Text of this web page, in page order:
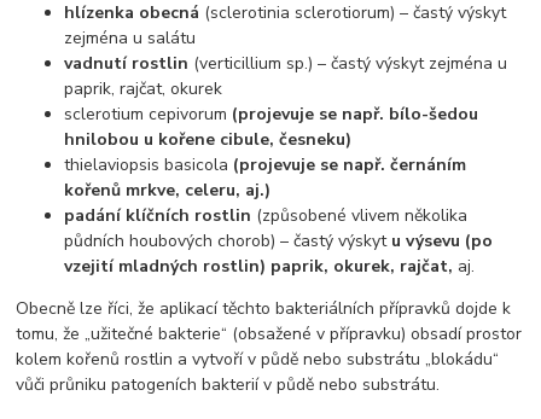
hlízenka obecná (sclerotinia sclerotiorum) – častý výskyt
zejména u salátu
vadnutí rostlin (verticillium sp.) – častý výskyt zejména u
paprik, rajčat, okurek
sclerotium cepivorum (projevuje se např. bílo-šedou
hnilobou u kořene cibule, česneku)
thielaviopsis basicola (projevuje se např. černáním
kořenů mrkve, celeru, aj.)
padání klíčních rostlin (způsobené vlivem několika
půdních houbových chorob) – častý výskyt u výsevu (po
vzejití mladných rostlin) paprik, okurek, rajčat, aj.
Obecně lze říci, že aplikací těchto bakteriálních přípravků dojde k
tomu, že „užitečné bakterie“ (obsažené v přípravku) obsadí prostor
kolem kořenů rostlin a vytvoří v půdě nebo substrátu „blokádu“
vůči průniku patogeních bakterií v půdě nebo substrátu.